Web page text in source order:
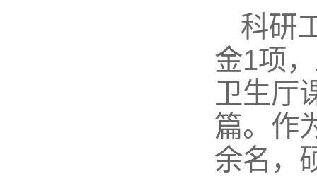
科研
金1项
卫生厅
篇。作
余名，